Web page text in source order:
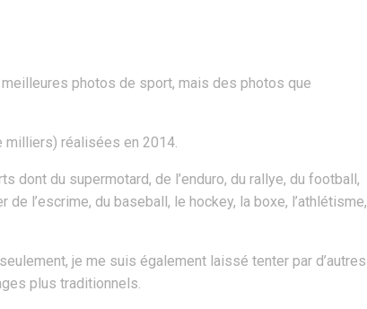
photos de sport, mais des photos que
milliers) réalisées en 2014.
dont du supermotard, de l’enduro, du rallye, du football,
l’escrime, du baseball, le hockey, la boxe, l’athlétisme,
je me suis également laissé tenter par d’autres
plus traditionnels.